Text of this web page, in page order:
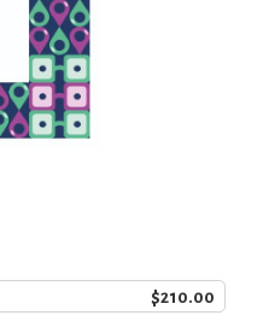
$210.00